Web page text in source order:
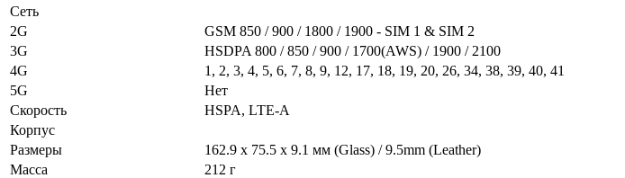
Сеть
2G
GSM 850 / 900 / 1800 / 1900 - SIM 1 & SIM 2
3G
HSDPA 800 / 850 / 900 / 1700(AWS) / 1900 / 2100
4G
1, 2, 3, 4, 5, 6, 7, 8, 9, 12, 17, 18, 19, 20, 26, 34, 38, 39, 40, 41
5G
Нет
Скорость
HSPA, LTE-A
Корпус
Размеры
162.9 x 75.5 x 9.1 мм (Glass) / 9.5mm (Leather)
Масса
212 г